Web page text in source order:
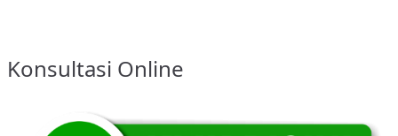
Konsultasi Online